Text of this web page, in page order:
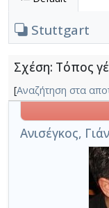
Stuttgart
Σχέση: Τόπος
[Αναζήτηση στα
Ανισέγκος,